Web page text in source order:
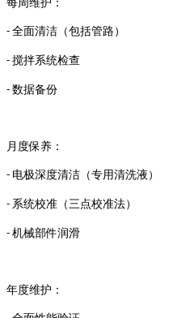
每周维护：
- 全面清洁（包括管路）
- 搅拌系统检查
- 数据备份
月度保养：
- 电极深度清洁（专用清洗液）
- 系统校准（三点校准法）
- 机械部件润滑
年度维护：